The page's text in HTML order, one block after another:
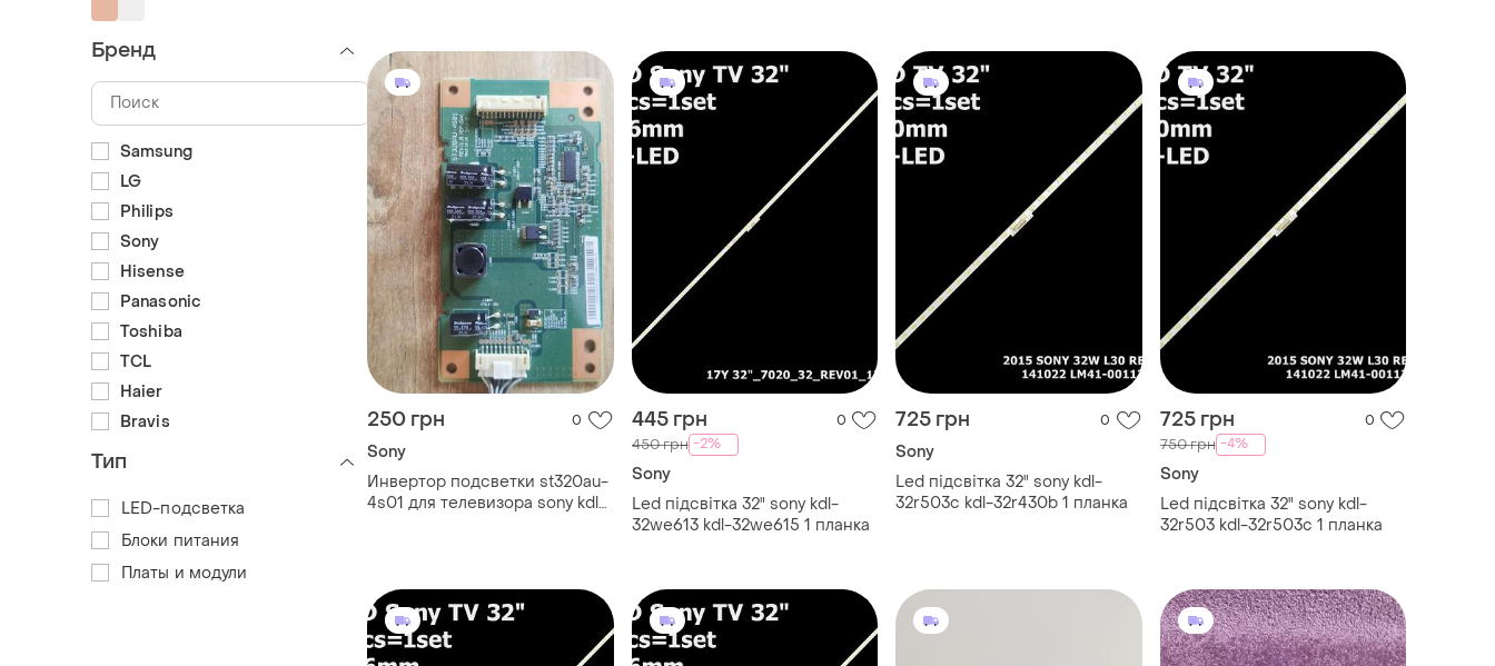
250 грн 0
Sony
Инвертор подсветки st320au-
4s01 для телевизора sony kdl-
445 грн 0
450 грн -2%
Sony
Led підсвітка 32" sony kdl-
32we613 kdl-32we615 1 планка
725 грн 0
Sony
Led підсвітка 32" sony kdl-
32r503c kdl-32r430b 1 планка
725 грн 0
750 грн -4%
Sony
Led підсвітка 32" sony kdl-
32r503 kdl-32r503c 1 планка
Бренд
Samsung
LG
Philips
Sony
Hisense
Panasonic
Toshiba
TCL
Haier
Bravis
Тип
LED-подсветка
Блоки питания
Платы и модули